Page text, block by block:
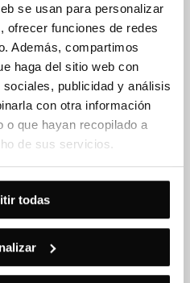
se usan para personalizar
ofrecer funciones de redes
Además, compartimos
haga del sitio web con
publicidad y análisis
con otra información
o que hayan recopilado a
de sus servicios.
todas
de106 CV. Su transmisión
garantiza una
ideal para moverse por la
por carretera.
por su
eficiencia en el
, con un rendimiento de
por cada 100
en una opción
un coche que
sin